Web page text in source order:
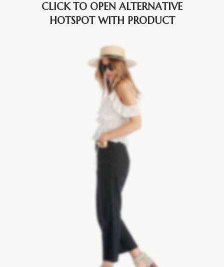
CLICK TO OPEN ALTERNATIVE
HOTSPOT WITH PRODUCT